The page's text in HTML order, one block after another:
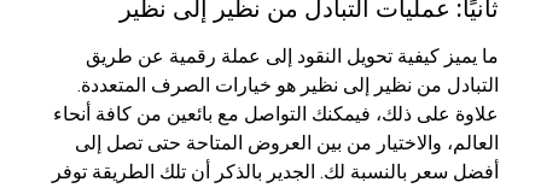
ثانيًا: عمليات التبادل من نظير إلى نظير
ما يميز كيفية تحويل النقود إلى عملة رقمية عن طريق
التبادل من نظير إلى نظير هو خيارات الصرف المتعددة.
علاوة على ذلك، فيمكنك التواصل مع بائعين من كافة أنحاء
العالم، والاختيار من بين العروض المتاحة حتى تصل إلى
أفضل سعر بالنسبة لك. الجدير بالذكر أن تلك الطريقة توفر